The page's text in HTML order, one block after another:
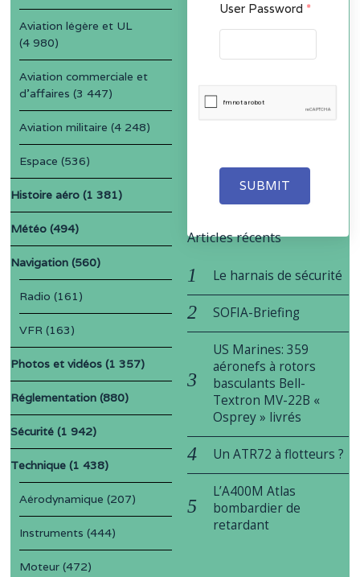
User Password *
SUBMIT
Aviation légère et UL
(4 980)
Aviation commerciale et
d'affaires (3 447)
Aviation militaire (4 248)
Espace (536)
Histoire aéro (1 381)
Météo (494)
Navigation (560)
Radio (161)
VFR (163)
Photos et vidéos (1 357)
Réglementation (880)
Sécurité (1 942)
Technique (1 438)
Aérodynamique (207)
Instruments (444)
Moteur (472)
Articles récents
Le harnais de sécurité
SOFIA-Briefing
US Marines: 359
aéronefs à rotors
basculants Bell-
Textron MV-22B «
Osprey » livrés
Un ATR72 à flotteurs ?
L’A400M Atlas
bombardier de
retardant